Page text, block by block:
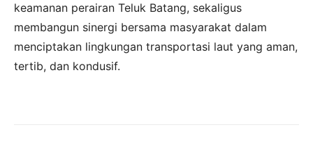
keamanan perairan Teluk Batang, sekaligus
membangun sinergi bersama masyarakat dalam
menciptakan lingkungan transportasi laut yang aman,
tertib, dan kondusif.